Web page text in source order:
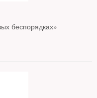
беспорядках»